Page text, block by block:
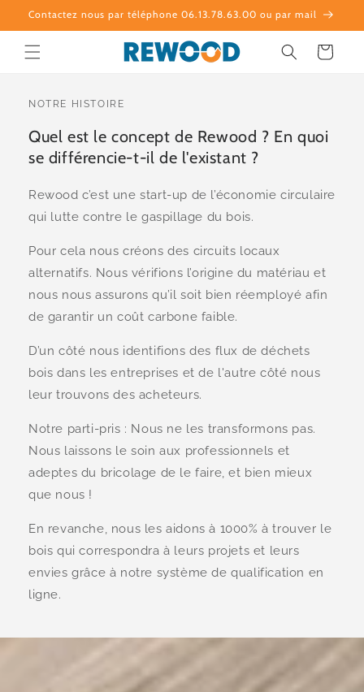
passer
au
contenu
Contactez nous par téléphone 06.13.78.63.00 ou par mail
Panier
NOTRE HISTOIRE
Quel est le concept de Rewood ? En quoi
se différencie-t-il de l'existant ?
Rewood c’est une start-up de l’économie circulaire
qui lutte contre le gaspillage du bois.
Pour cela nous créons des circuits locaux
alternatifs. Nous vérifions l’origine du matériau et
nous nous assurons qu’il soit bien réemployé afin
de garantir un coût carbone faible.
D’un côté nous identifions des flux de déchets
bois dans les entreprises et de l'autre côté nous
leur trouvons des acheteurs.
Notre parti-pris : Nous ne les transformons pas.
Nous laissons le soin aux professionnels et
adeptes du bricolage de le faire, et bien mieux
que nous !
En revanche, nous les aidons à 1000% à trouver le
bois qui correspondra à leurs projets et leurs
envies grâce à notre système de qualification en
ligne.